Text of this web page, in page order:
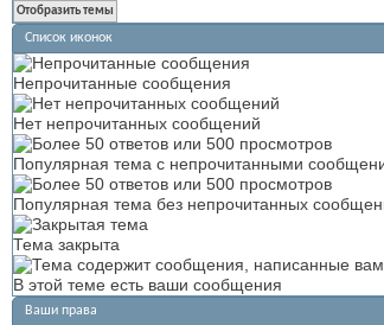
Список иконок
Непрочитанные сообщения
Нет непрочитанных сообщений
Популярная тема с непрочитанными
Популярная тема без непрочитанных
Тема закрыта
В этой теме есть ваши сообщения
Ваши права